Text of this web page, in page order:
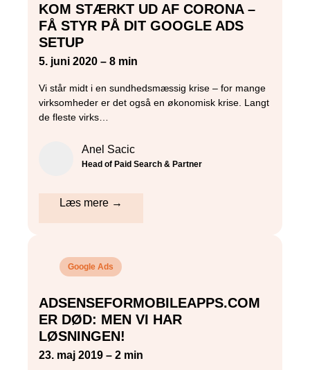
KOM STÆRKT UD AF CORONA –
FÅ STYR PÅ DIT GOOGLE ADS
SETUP
5. juni 2020 – 8 min
Vi står midt i en sundhedsmæssig krise – for mange
virksomheder er det også en økonomisk krise. Langt
de fleste virks…
Anel Sacic
Head of Paid Search & Partner
Læs mere →
Google Ads
ADSENSEFORMOBILEAPPS.COM
ER DØD: MEN VI HAR
LØSNINGEN!
23. maj 2019 – 2 min